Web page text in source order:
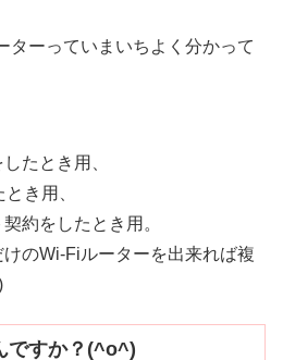
ターっていまいちよく分かって
たとき用、
き用、
約をしたとき用。
のWi-Fiルーターを出来れば複
ですか？(^o^)